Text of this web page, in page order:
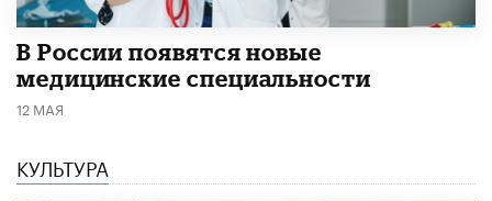
В России появятся новые
медицинские специальности
12 МАЯ
КУЛЬТУРА